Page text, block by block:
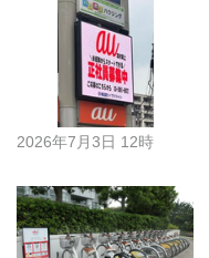
2026年7月3日 12時